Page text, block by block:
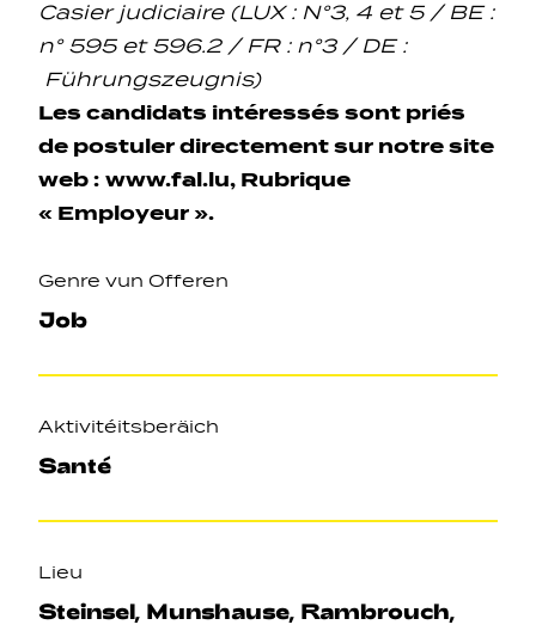
Casier judiciaire (LUX : N°3, 4 et 5 / BE :
n° 595 et 596.2 / FR : n°3 / DE :
Führungszeugnis)
Les candidats intéressés sont priés
de postuler directement sur notre site
web : www.fal.lu, Rubrique
« Employeur ».
Genre vun Offeren
Job
Aktivitéitsberäich
Santé
Lieu
Steinsel, Munshause, Rambrouch,